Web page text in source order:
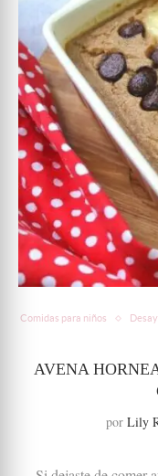
Comidas para niños
AVENA
por Lily